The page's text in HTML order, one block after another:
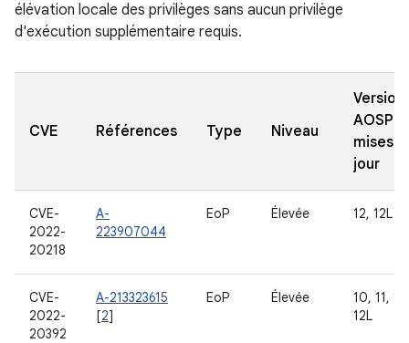
élévation locale des privilèges sans aucun privilège
d'exécution supplémentaire requis.
CVE Références Type Niveau
AOSP
mises à
jour
CVE-
2022-
20218
A-
223907044
EoP Élevée 12, 12L
CVE-
2022-
20392
A-213323615
[2]
EoP Élevée
10, 11, 12,
12L